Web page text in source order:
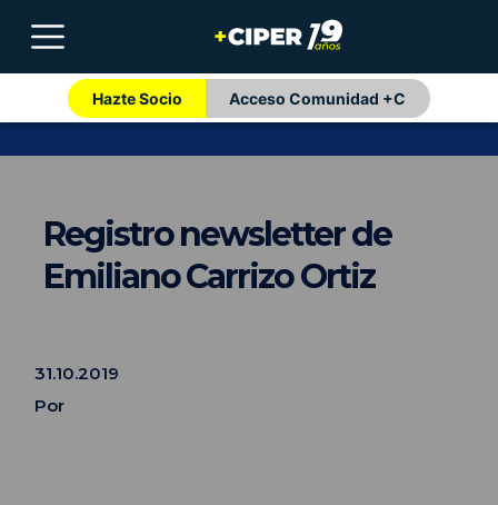
Hazte Socio Acceso Comunidad +C
Registro newsletter de
Emiliano Carrizo Ortiz
31.10.2019
Por